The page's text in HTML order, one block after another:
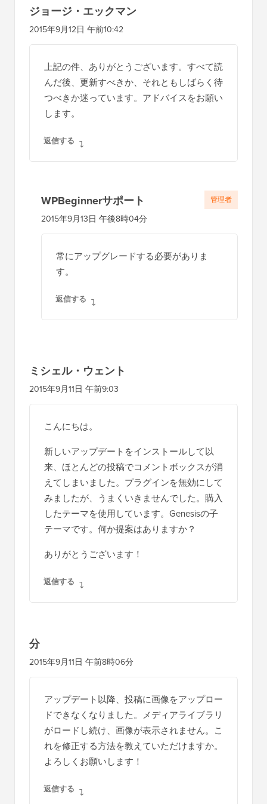
ジョージ・エックマン
2015年9月12日 午前10:42
上記の件、ありがとうございます。すべて読
んだ後、更新すべきか、それともしばらく待
つべきか迷っています。アドバイスをお願い
します。
返信する
WPBeginnerサポート
2015年9月13日 午後8時04分
常にアップグレードする必要がありま
す。
返信する
管理者
ミシェル・ウェント
2015年9月11日 午前9:03
こんにちは。
新しいアップデートをインストールして以
来、ほとんどの投稿でコメントボックスが消
えてしまいました。プラグインを無効にして
みましたが、うまくいきませんでした。購入
したテーマを使用しています。Genesisの子
テーマです。何か提案はありますか？
ありがとうございます！
返信する
分
2015年9月11日 午前8時06分
アップデート以降、投稿に画像をアップロー
ドできなくなりました。メディアライブラリ
がロードし続け、画像が表示されません。こ
れを修正する方法を教えていただけますか。
よろしくお願いします！
返信する